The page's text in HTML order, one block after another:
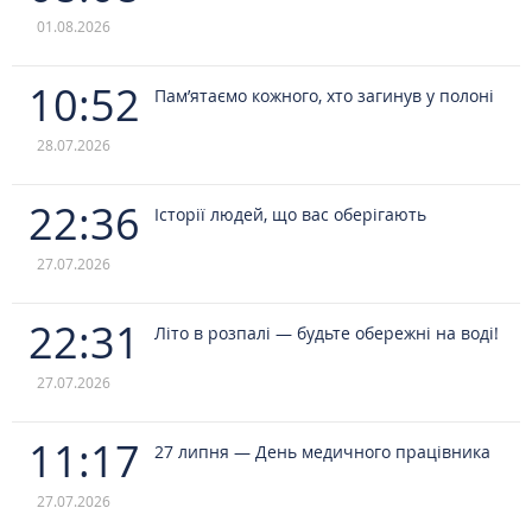
01.08.2026
10:52
28.07.2026
Пам’ятаємо кожного, хто загинув у полоні
22:36
27.07.2026
Історії людей, що вас оберігають
22:31
27.07.2026
Літо в розпалі — будьте обережні на воді!
11:17
27.07.2026
27 липня — День медичного працівника